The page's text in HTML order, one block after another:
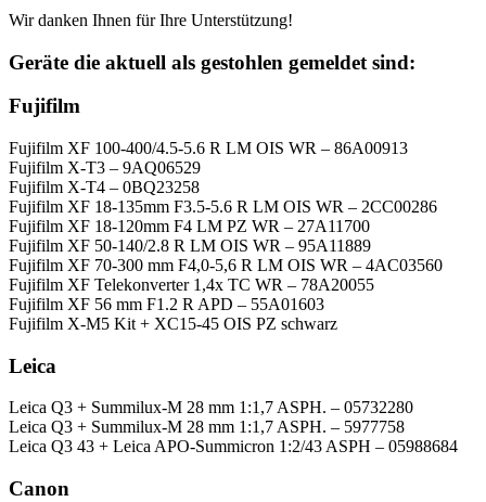
Wir danken Ihnen für Ihre Unterstützung!
Geräte die aktuell als gestohlen gemeldet sind:
Fujifilm
Fujifilm XF 100-400/4.5-5.6 R LM OIS WR – 86A00913
Fujifilm X-T3 – 9AQ06529
Fujifilm X-T4 – 0BQ23258
Fujifilm XF 18-135mm F3.5-5.6 R LM OIS WR – 2CC00286
Fujifilm XF 18-120mm F4 LM PZ WR – 27A11700
Fujifilm XF 50-140/2.8 R LM OIS WR – 95A11889
Fujifilm XF 70-300 mm F4,0-5,6 R LM OIS WR – 4AC03560
Fujifilm XF Telekonverter 1,4x TC WR – 78A20055
Fujifilm XF 56 mm F1.2 R APD – 55A01603
Fujifilm X-M5 Kit + XC15-45 OIS PZ schwarz
Leica
Leica Q3 + Summilux-M 28 mm 1:1,7 ASPH. – 05732280
Leica Q3 + Summilux-M 28 mm 1:1,7 ASPH. – 5977758
Leica Q3 43 + Leica APO-Summicron 1:2/43 ASPH – 05988684
Canon